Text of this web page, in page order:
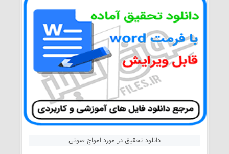
دانلود تحقیق در مورد امواج صوتی